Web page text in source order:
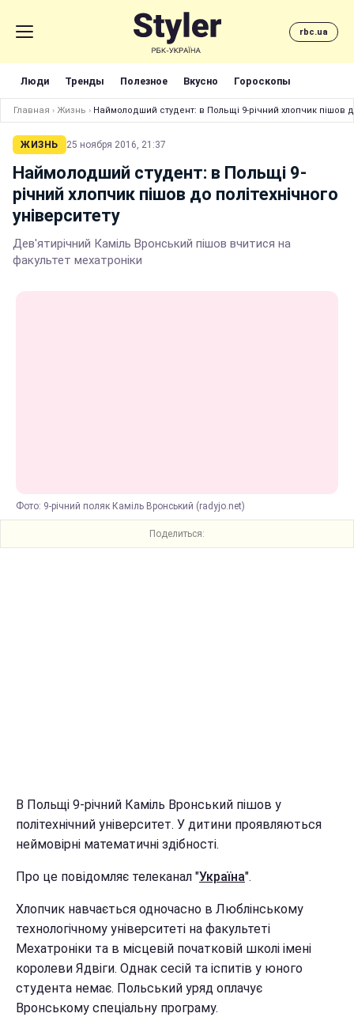
rbc.ua
Люди Тренды Полезное Вкусно Гороскопы
Главная › Жизнь › Наймолодший студент: в Польщі 9-річний хлопчик пішов
ЖИЗНЬ 25 ноября 2016, 21:37
Наймолодший студент: в Польщі 9-
річний хлопчик пішов до політехнічного
університету
Дев'ятирічний Каміль Вронський пішов вчитися на
факультет мехатроніки
Фото: 9-річний поляк Каміль Вронський (radyjo.net)
Поделиться:
В Польщі 9-річний Каміль Вронський пішов у
політехнічний університет. У дитини проявляються
неймовірні математичні здібності.
Про це повідомляє телеканал "Україна".
Хлопчик навчається одночасно в Люблінському
технологічному університеті на факультеті
Мехатроніки та в місцевій початковій школі імені
королеви Ядвіги. Однак сесій та іспитів у юного
студента немає. Польський уряд оплачує
Вронському спеціальну програму.